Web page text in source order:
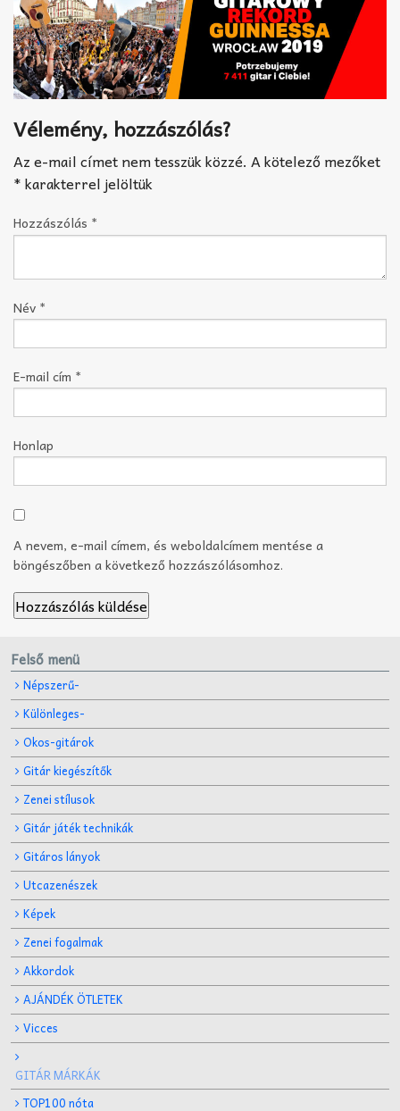
Vélemény, hozzászólás?
Az e-mail címet nem tesszük közzé. A kötelező mezőket
*karakterrel jelöltük
Hozzászólás *
Név *
E-mail cím *
Honlap
A nevem, e-mail címem, és weboldalcímem mentése a
böngészőben a következő hozzászólásomhoz.
Felső menü
Népszerű-
Különleges-
Okos-gitárok
Gitár kiegészítők
Zenei stílusok
Gitár játék technikák
Gitáros lányok
Utcazenészek
Képek
Zenei fogalmak
Akkordok
AJÁNDÉK ÖTLETEK
Vicces
GITÁR MÁRKÁK
TOP100 nóta